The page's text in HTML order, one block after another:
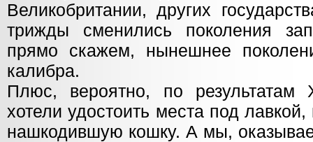
Великобритании, других
трижды сменились поколения
прямо скажем, нынешнее
калибра.
Плюс, вероятно, по результатам
хотели удостоить места под
нашкодившую кошку. А мы,